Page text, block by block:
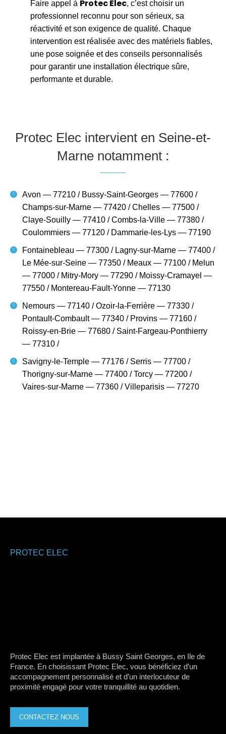
Faire appel à Protec Elec, c’est choisir un
professionnel reconnu pour son sérieux, sa
réactivité et son exigence de qualité. Chaque
intervention est réalisée avec des matériels fiables,
une pose soignée et des conseils personnalisés
pour garantir une installation électrique sûre,
performante et durable.
Protec Elec intervient en Seine-et-
Marne notamment :
Avon — 77210 / Bussy-Saint-Georges — 77600 /
Champs-sur-Marne — 77420 / Chelles — 77500 /
Claye-Souilly — 77410 / Combs-la-Ville — 77380 /
Coulommiers — 77120 / Dammarie-les-Lys — 77190
Fontainebleau — 77300 / Lagny-sur-Marne — 77400 /
Le Mée-sur-Seine — 77350 / Meaux — 77100 / Melun
— 77000 / Mitry-Mory — 77290 / Moissy-Cramayel —
77550 / Montereau-Fault-Yonne — 77130
Nemours — 77140 / Ozoir-la-Ferrière — 77330 /
Pontault-Combault — 77340 / Provins — 77160 /
Roissy-en-Brie — 77680 / Saint-Fargeau-Ponthierry
— 77310 /
Savigny-le-Temple — 77176 / Serris — 77700 /
Thorigny-sur-Marne — 77400 / Torcy — 77200 /
Vaires-sur-Marne — 77360 / Villeparisis — 77270
PROTEC ELEC
Protec Elec est implantée à Bussy Saint Georges, en Ile de
France. En choisissant Protec Elec, vous bénéficiez d’un
accompagnement personnalisé et d’un interlocuteur de
proximité engagé pour votre tranquillité au quotidien.
CONTACTEZ NOUS